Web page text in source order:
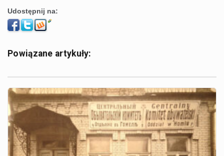
Udostępnij na:
Powiązane artykuły: